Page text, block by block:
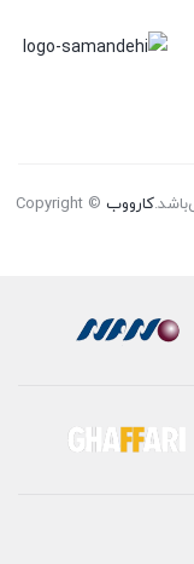
کارووب Copyright ©